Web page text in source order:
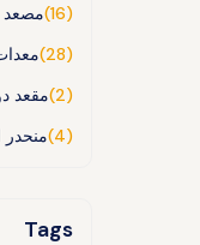
مصعد
(16)
(28)
مقعد
(2)
(4)
Tags